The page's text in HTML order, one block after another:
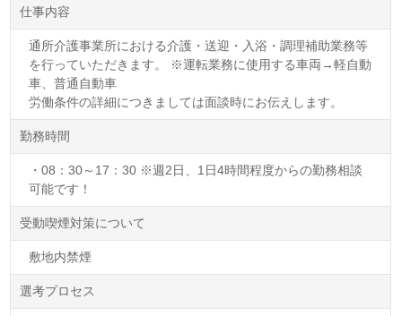
仕事内容
通所介護事業所における介護・送迎・入浴・調理補助業務等
を行っていただきます。 ※運転業務に使用する車両→軽自動
車、普通自動車
労働条件の詳細につきましては面談時にお伝えします。
勤務時間
・08：30～17：30 ※週2日、1日4時間程度からの勤務相談
可能です！
受動喫煙対策について
敷地内禁煙
選考プロセス